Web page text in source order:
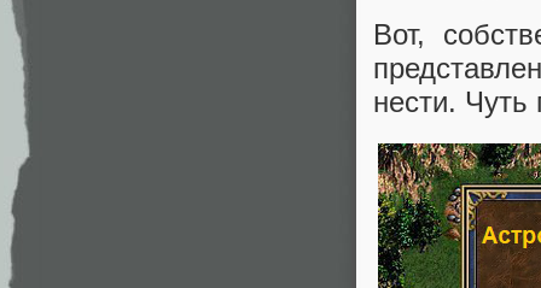
Вот,
нести. Чуть